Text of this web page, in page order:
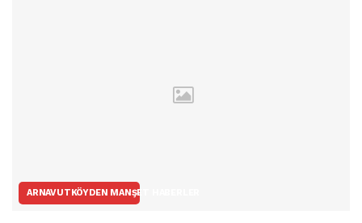
ARNAVUTKÖYDEN MANŞET HABERLER